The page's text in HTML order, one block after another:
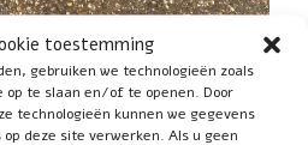
toestemming
gebruiken we technologieën zoals
te slaan en/of te openen. Door
technologieën kunnen we gegevens
deze site verwerken. Als u geen
Next
2.00 m